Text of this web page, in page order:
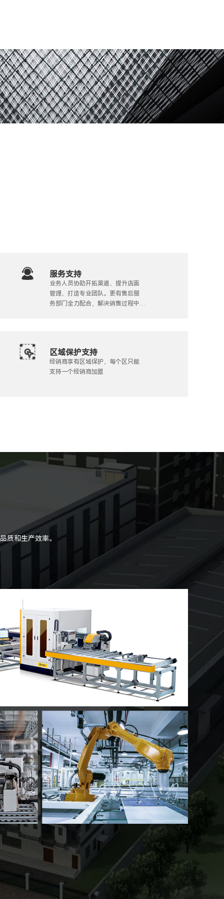
服务支持
业务人员协助开拓渠道、提升店面
管理、打造专业团队。更有售后服
务部门全力配合，解决销售过程中
区域保护支持
经销商享有区域保护，每个区只能
支持一个经销商加盟
质和生产效率。